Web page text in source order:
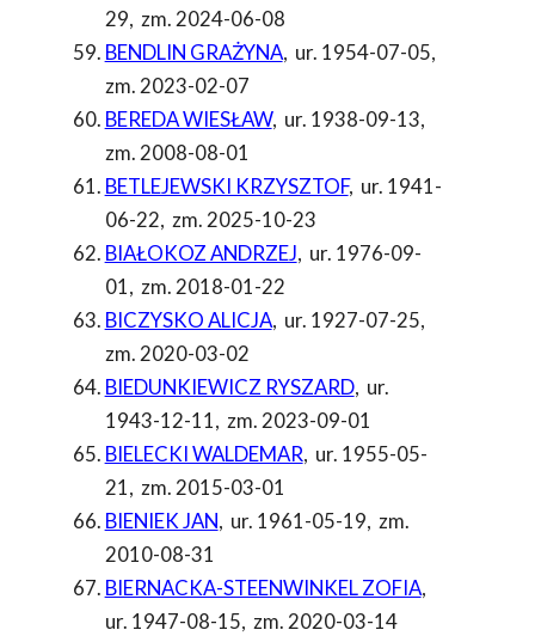
29, zm. 2024-06-08
BENDLIN GRAŻYNA, ur. 1954-07-05,
zm. 2023-02-07
BEREDA WIESŁAW, ur. 1938-09-13,
zm. 2008-08-01
BETLEJEWSKI KRZYSZTOF, ur. 1941-
06-22, zm. 2025-10-23
BIAŁOKOZ ANDRZEJ, ur. 1976-09-
01, zm. 2018-01-22
BICZYSKO ALICJA, ur. 1927-07-25,
zm. 2020-03-02
BIEDUNKIEWICZ RYSZARD, ur.
1943-12-11, zm. 2023-09-01
BIELECKI WALDEMAR, ur. 1955-05-
21, zm. 2015-03-01
BIENIEK JAN, ur. 1961-05-19, zm.
2010-08-31
BIERNACKA-STEENWINKEL ZOFIA,
ur. 1947-08-15, zm. 2020-03-14